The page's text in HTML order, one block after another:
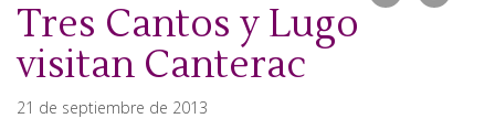
Tres Cantos y Lugo
visitan Canterac
21 de septiembre de 2013